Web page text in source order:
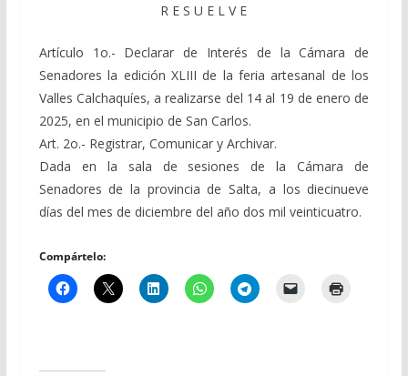
R E S U E L V E
Artículo 1o.- Declarar de Interés de la Cámara de
Senadores la edición XLIII de la feria artesanal de los
Valles Calchaquíes, a realizarse del 14 al 19 de enero de
2025, en el municipio de San Carlos.
Art. 2o.- Registrar, Comunicar y Archivar.
Dada en la sala de sesiones de la Cámara de
Senadores de la provincia de Salta, a los diecinueve
días del mes de diciembre del año dos mil veinticuatro.
Compártelo: